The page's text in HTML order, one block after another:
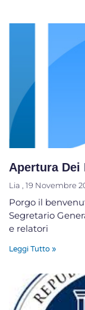
Apertura Dei
Lia 19 Novembre
Porgo il
Segretario
e relatori
Leggi Tutto »